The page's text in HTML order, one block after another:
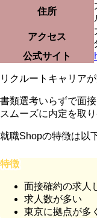
住所
アクセス
公式サイト
リクルートキャリア
書類選考いらずで面
スムーズに内定を取
就職Shopの特徴は以
特徴
面接確約の求人
求人数が多い
東京に拠点が多